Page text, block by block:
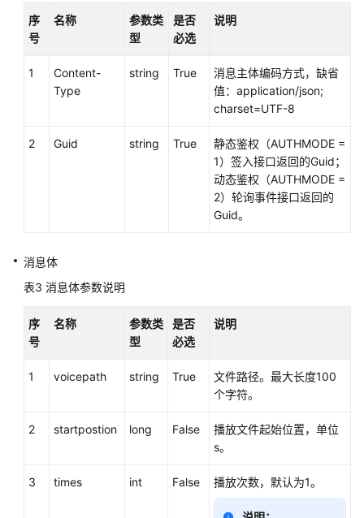
操
接
口:onlineagent
叫
放:recordplay
音
序
号
名称
参数类
型
是否
必选
说明
1
Content-
Type
string True
消息主体编码方式，缺省
值：application/json;
charset=UTF-8
2 Guid string True
静态鉴权（AUTHMODE =
1）签入接口返回的Guid；
动态鉴权（AUTHMODE =
2）轮询事件接口返回的
Guid。
消息体
表3 消息体参数说明
序
号
名称
参数类
型
是否
必选
说明
1 voicepath string True
文件路径。最大长度100
个字符。
2 startpostion long False
播放文件起始位置，单位
s。
3 times int False 播放次数，默认为1。